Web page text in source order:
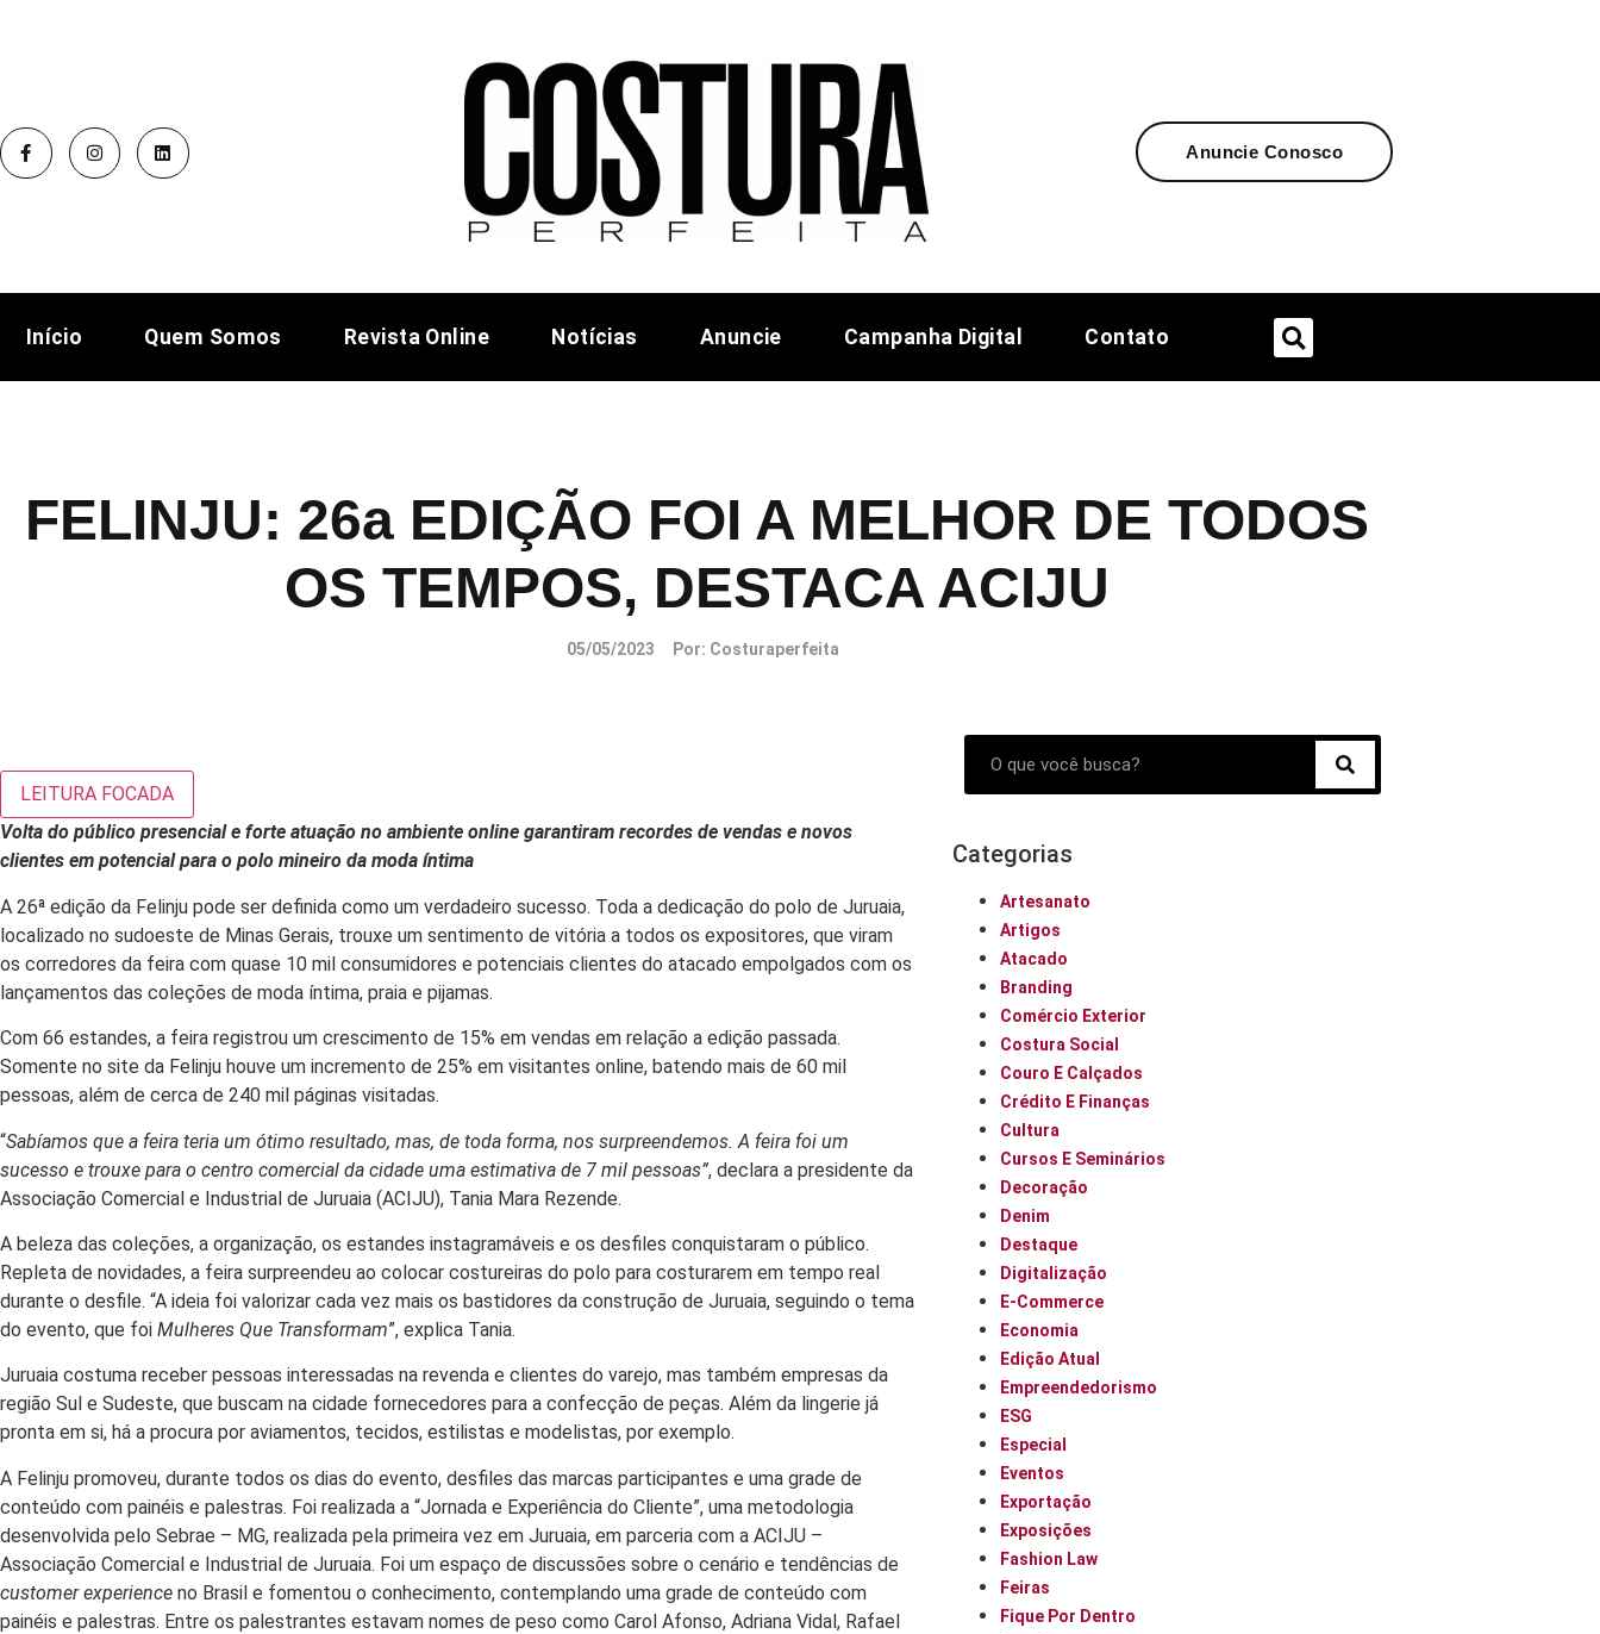
Anuncie Conosco
Início Quem Somos Revista Online Notícias Anuncie Campanha Digital Contato
FELINJU: 26a EDIÇÃO FOI A MELHOR DE TODOS
OS TEMPOS, DESTACA ACIJU
05/05/2023 Por: Costuraperfeita
LEITURA FOCADA
Volta do público presencial e forte atuação no ambiente online garantiram recordes de vendas e novos
clientes em potencial para o polo mineiro da moda íntima
A 26ª edição da Felinju pode ser definida como um verdadeiro sucesso. Toda a dedicação do polo de Juruaia,
localizado no sudoeste de Minas Gerais, trouxe um sentimento de vitória a todos os expositores, que viram
os corredores da feira com quase 10 mil consumidores e potenciais clientes do atacado empolgados com os
lançamentos das coleções de moda íntima, praia e pijamas.
Com 66 estandes, a feira registrou um crescimento de 15% em vendas em relação a edição passada.
Somente no site da Felinju houve um incremento de 25% em visitantes online, batendo mais de 60 mil
pessoas, além de cerca de 240 mil páginas visitadas.
“Sabíamos que a feira teria um ótimo resultado, mas, de toda forma, nos surpreendemos. A feira foi um
sucesso e trouxe para o centro comercial da cidade uma estimativa de 7 mil pessoas”, declara a presidente da
Associação Comercial e Industrial de Juruaia (ACIJU), Tania Mara Rezende.
A beleza das coleções, a organização, os estandes instagramáveis e os desfiles conquistaram o público.
Repleta de novidades, a feira surpreendeu ao colocar costureiras do polo para costurarem em tempo real
durante o desfile. “A ideia foi valorizar cada vez mais os bastidores da construção de Juruaia, seguindo o tema
do evento, que foi Mulheres Que Transformam”, explica Tania.
Juruaia costuma receber pessoas interessadas na revenda e clientes do varejo, mas também empresas da
região Sul e Sudeste, que buscam na cidade fornecedores para a confecção de peças. Além da lingerie já
pronta em si, há a procura por aviamentos, tecidos, estilistas e modelistas, por exemplo.
A Felinju promoveu, durante todos os dias do evento, desfiles das marcas participantes e uma grade de
conteúdo com painéis e palestras. Foi realizada a “Jornada e Experiência do Cliente”, uma metodologia
desenvolvida pelo Sebrae – MG, realizada pela primeira vez em Juruaia, em parceria com a ACIJU –
Associação Comercial e Industrial de Juruaia. Foi um espaço de discussões sobre o cenário e tendências de
customer experience no Brasil e fomentou o conhecimento, contemplando uma grade de conteúdo com
painéis e palestras. Entre os palestrantes estavam nomes de peso como Carol Afonso, Adriana Vidal, Rafael
Categorias
Artesanato
Artigos
Atacado
Branding
Comércio Exterior
Costura Social
Couro E Calçados
Crédito E Finanças
Cultura
Cursos E Seminários
Decoração
Denim
Destaque
Digitalização
E-Commerce
Economia
Edição Atual
Empreendedorismo
ESG
Especial
Eventos
Exportação
Exposições
Fashion Law
Feiras
Fique Por Dentro